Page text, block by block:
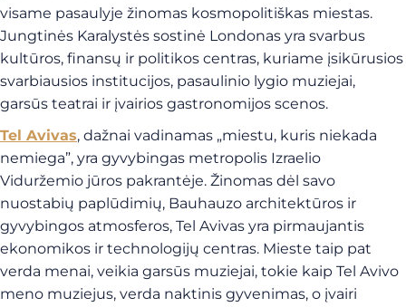
visame pasaulyje žinomas kosmopolitiškas miestas.
Jungtinės Karalystės sostinė Londonas yra svarbus
kultūros, finansų ir politikos centras, kuriame įsikūrusios
svarbiausios institucijos, pasaulinio lygio muziejai,
garsūs teatrai ir įvairios gastronomijos scenos.
Tel Avivas, dažnai vadinamas „miestu, kuris niekada
nemiega”, yra gyvybingas metropolis Izraelio
Viduržemio jūros pakrantėje. Žinomas dėl savo
nuostabių paplūdimių, Bauhauzo architektūros ir
gyvybingos atmosferos, Tel Avivas yra pirmaujantis
ekonomikos ir technologijų centras. Mieste taip pat
verda menai, veikia garsūs muziejai, tokie kaip Tel Avivo
meno muziejus, verda naktinis gyvenimas, o įvairi